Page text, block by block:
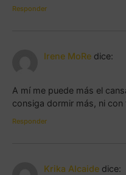
Responder
Irene MoRe dice:
A mí me puede más el
consiga dormir más, ni con
Responder
Krika Alcaide dice: